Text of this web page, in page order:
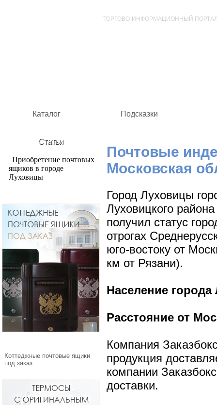
ТОРГОВО-ИНФОРМАЦИОННЫЙ
Каталог Подсказки
Статьи
Приобретение почтовых
ящиков в городе
Луховицы
Коттеджные почтовые ящики
под заказ
Почтовые
Московская
Город Луховицы
Луховицкого
получил статус
отрогах
юго-востоку от
км от Рязани).
Население
Расстояние от
Компания
продукция
компании
доставки.